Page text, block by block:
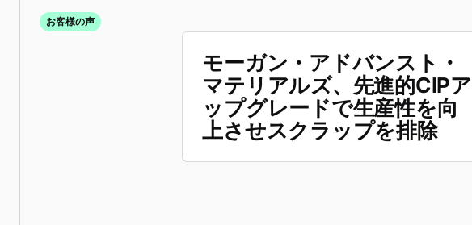
お客様の声
モーガン・アドバンスト・
マテリアルズ、先進的CIPア
ップグレードで生産性を向
上させスクラップを排除